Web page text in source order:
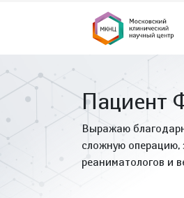
Пациент
Выражаю
сложную операцию,
реаниматологов и